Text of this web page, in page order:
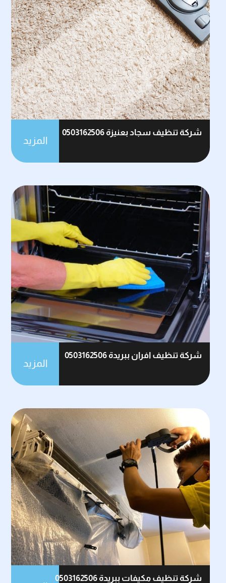
شركة تنظيف سجاد بعنيزة 0503162506
المزيد
شركة تنظيف افران ببريدة 0503162506
المزيد
شركة تنظيف مكيفات ببريدة 0503162506